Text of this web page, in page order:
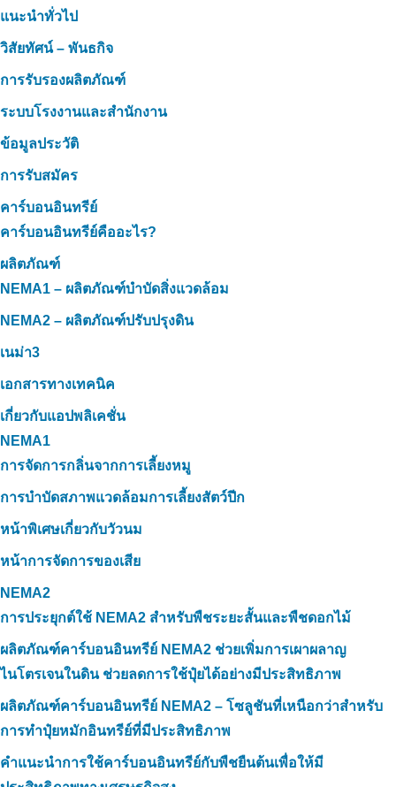
แนะนำทั่วไป
วิสัยทัศน์ – พันธกิจ
การรับรองผลิตภัณฑ์
ระบบโรงงานและสำนักงาน
ข้อมูลประวัติ
การรับสมัคร
คาร์บอนอินทรีย์
คาร์บอนอินทรีย์คืออะไร?
ผลิตภัณฑ์
NEMA1 – ผลิตภัณฑ์บำบัดสิ่งแวดล้อม
NEMA2 – ผลิตภัณฑ์ปรับปรุงดิน
เนม่า3
เอกสารทางเทคนิค
เกี่ยวกับแอปพลิเคชั่น
NEMA1
การจัดการกลิ่นจากการเลี้ยงหมู
การบำบัดสภาพแวดล้อมการเลี้ยงสัตว์ปีก
หน้าพิเศษเกี่ยวกับวัวนม
หน้าการจัดการของเสีย
NEMA2
การประยุกต์ใช้ NEMA2 สำหรับพืชระยะสั้นและพืชดอกไม้
ผลิตภัณฑ์คาร์บอนอินทรีย์ NEMA2 ช่วยเพิ่มการเผาผลาญ
ไนโตรเจนในดิน ช่วยลดการใช้ปุ๋ยได้อย่างมีประสิทธิภาพ
ผลิตภัณฑ์คาร์บอนอินทรีย์ NEMA2 – โซลูชันที่เหนือกว่าสำหรับ
การทำปุ๋ยหมักอินทรีย์ที่มีประสิทธิภาพ
คำแนะนำการใช้คาร์บอนอินทรีย์กับพืชยืนต้นเพื่อให้มี